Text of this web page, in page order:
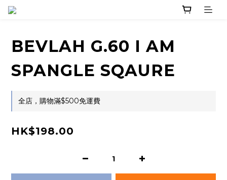
BEVLAH G.60 I AM
SPANGLE SQAURE
全店，購物滿$500免運費
HK$198.00